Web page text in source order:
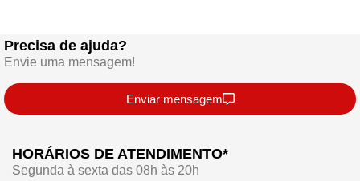
Precisa de ajuda?
Envie uma mensagem!
Enviar mensagem
HORÁRIOS DE ATENDIMENTO*
Segunda à sexta das 08h às 20h